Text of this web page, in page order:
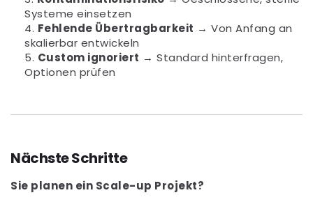
Systeme einsetzen
Fehlende Übertragbarkeit → Von Anfang an
skalierbar entwickeln
Custom ignoriert → Standard hinterfragen,
Optionen prüfen
Nächste Schritte
Sie planen ein Scale-up Projekt?